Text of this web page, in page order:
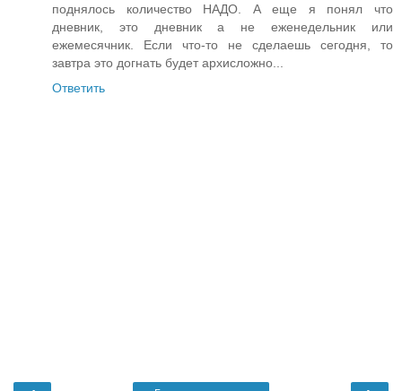
поднялось количество НАДО. А еще я понял что
дневник, это дневник а не еженедельник или
ежемесячник. Если что-то не сделаешь сегодня, то
завтра это догнать будет архисложно...
Ответить